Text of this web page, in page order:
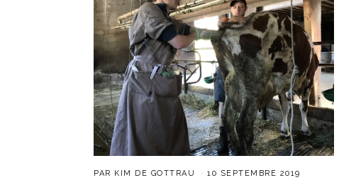
PAR KIM DE GOTTRAU 10 SEPTEMBRE 2019